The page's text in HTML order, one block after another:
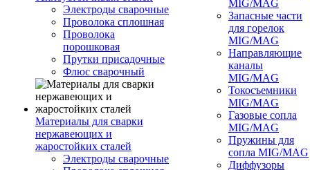
Электроды сварочные
Проволока сплошная
Проволока
порошковая
Прутки присадочные
Флюс сварочный
Материалы для сварки
нержавеющих и
жаростойких сталей
Электроды сварочные
MIG/MAG
Запасные части
для горелок
MIG/MAG
Направляющие
каналы
MIG/MAG
Токосъемники
MIG/MAG
Газовые сопла
MIG/MAG
Пружины для
сопла MIG/MAG
Диффузоры